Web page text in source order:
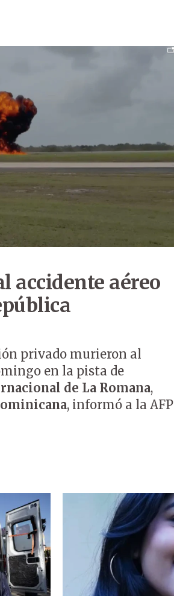
accidente aéreo
privado murieron al
en la pista de
de La Romana,
, informó a la AFP